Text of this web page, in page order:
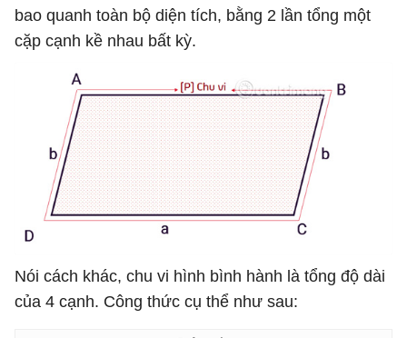
bao quanh toàn bộ diện tích, bằng 2 lần tổng một
cặp cạnh kề nhau bất kỳ.
Nói cách khác, chu vi hình bình hành là tổng độ dài
của 4 cạnh. Công thức cụ thể như sau: